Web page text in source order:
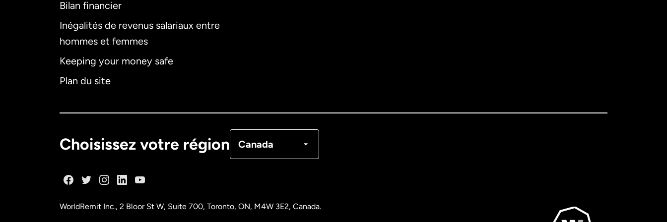
Bilan financier
Inégalités de revenus salariaux entre
hommes et femmes
Keeping your money safe
Plan du site
Choisissez votre région Canada
WorldRemit Inc., 2 Bloor St W, Suite 700, Toronto, ON, M4W 3E2, Canada.